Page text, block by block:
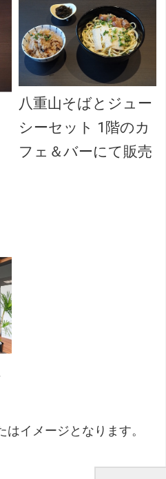
八重山そばとジュー
シーセット 1階のカ
フェ＆バーにて販売
イメージとなります。